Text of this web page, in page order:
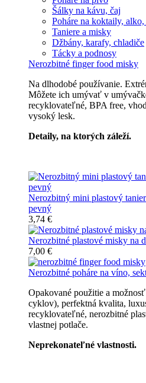
Šálky na kávu, čaj
Poháre na koktaily,
Taniere a misky
Džbány, karafy, chladiče
Tácky a podnosy
Nerozbitné finger food misky
Na dlhodobé používanie.
Môžete ich umývať v
recyklovateľné, BPA free,
vysoký lesk.
Detaily, na ktorých záleží.
Nerozbitný mini plastový
pevný
3,74 €
Nerozbitné plastové misky na
7,00 €
Nerozbitné poháre na víno,
Opakované použitie a
cyklov), perfektná kvalita,
recyklovateľné, nerozbitné
vlastnej potlače.
Neprekonateľné vlastnosti.